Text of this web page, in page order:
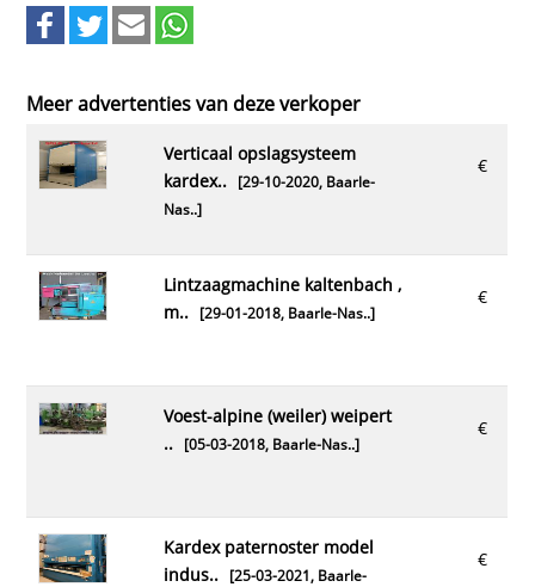
Meer advertenties van deze verkoper
€
verticaal opslagsysteem
kardex..[29-10-2020, Baarle-
Nas..]
€
lintzaagmachine kaltenbach ,
m..[29-01-2018, Baarle-Nas..]
€
voest-alpine (weiler) weipert
..[05-03-2018, Baarle-Nas..]
€
kardex paternoster model
indus..[25-03-2021, Baarle-